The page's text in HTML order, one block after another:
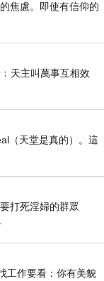
焦慮。即使有信仰的
天主叫萬事互相效
（天堂是真的）。這
打死淫婦的群眾
工作要看：你有美貌